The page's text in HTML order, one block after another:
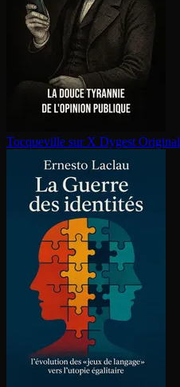
Tocqueville sur X Dygest Original